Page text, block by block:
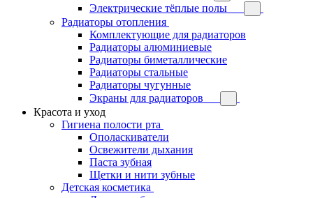
Электрические тёплые полы
Радиаторы отопления
Комплектующие для радиаторов
Радиаторы алюминиевые
Радиаторы биметаллические
Радиаторы стальные
Радиаторы чугунные
Экраны для радиаторов
Красота и уход
Гигиена полости рта
Ополаскиватели
Освежители дыхания
Паста зубная
Щетки и нити зубные
Детская косметика